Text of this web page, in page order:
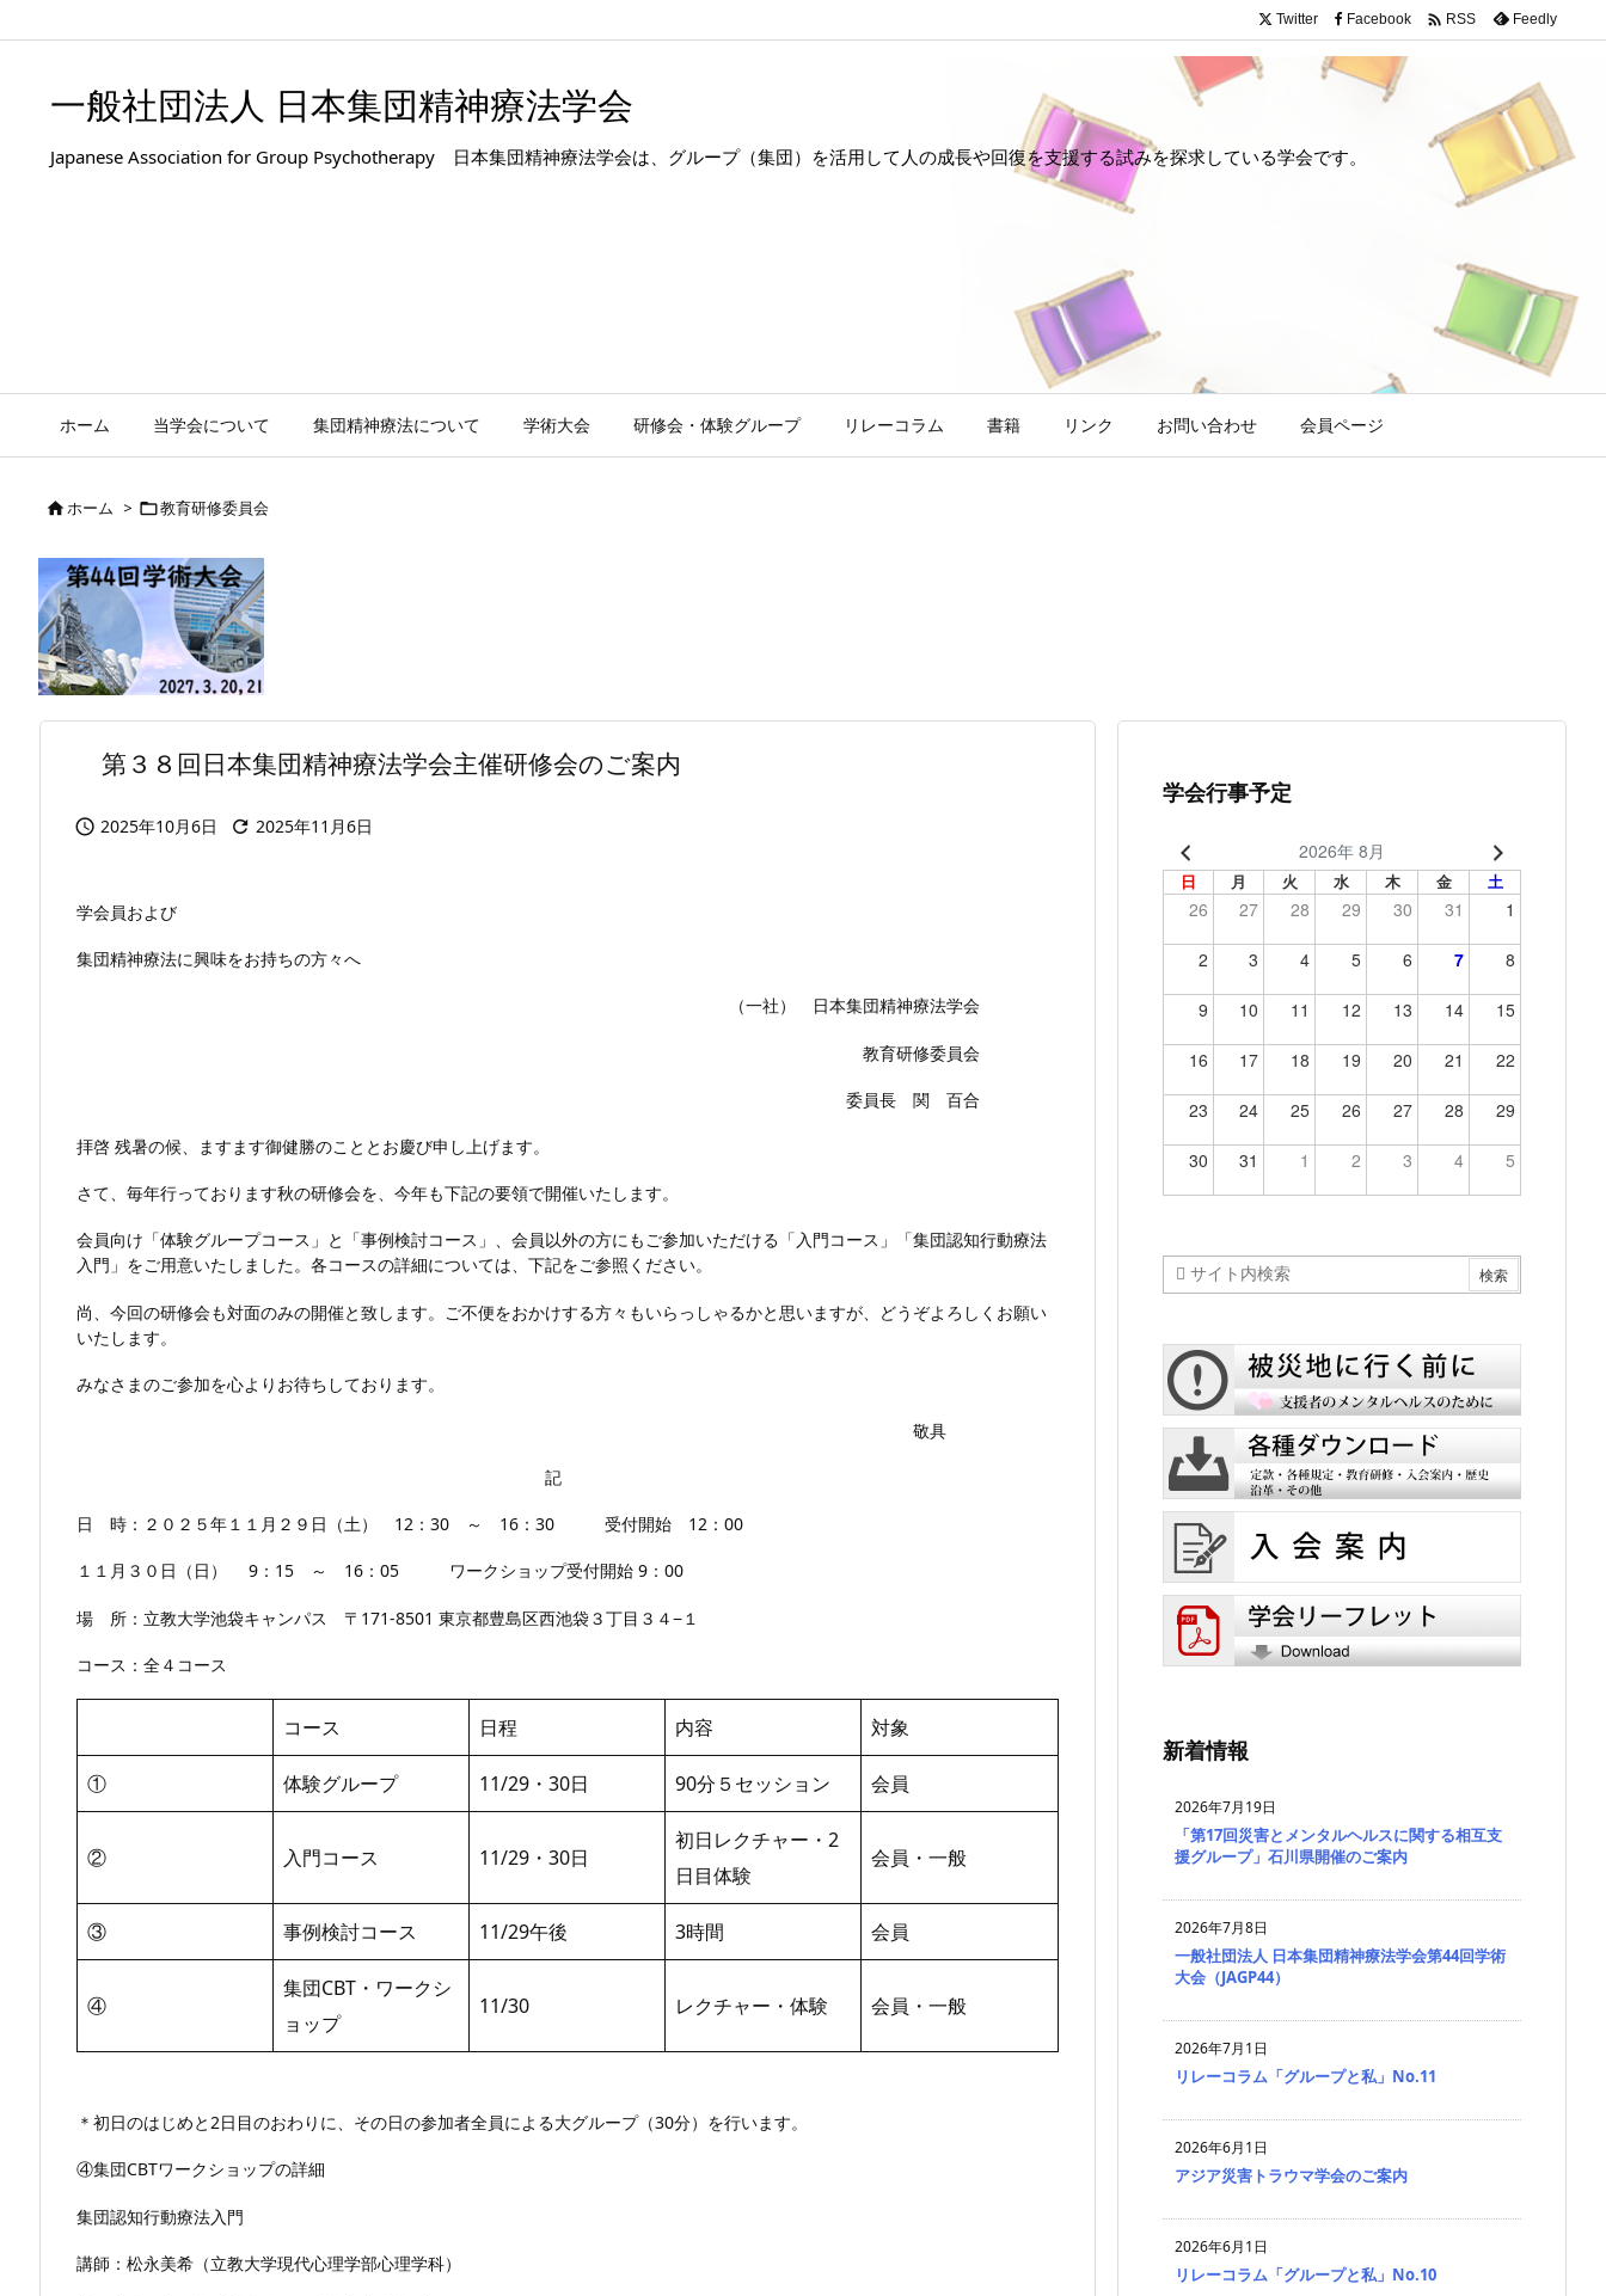
一般社団法人 日本集団精神療法学会
Japanese Association for Group Psychotherapy 日本集団精神療法学会は、グループ（集団）を活用して人の成長や回復を支援する試みを探求している学会です。
ホーム 当学会について 集団精神療法について 学術大会 研修会・体験グループ リレーコラム 書籍 リンク お問い合わせ 会員ページ
Twitter Facebook  RSS Feedly
ホーム > 教育研修委員会
第３８回日本集団精神療法学会主催研修会のご案内
 2025年10月6日  2025年11月6日
学会員および
集団精神療法に興味をお持ちの方々へ
（一社） 日本集団精神療法学会
教育研修委員会
委員長 関 百合
拝啓 残暑の候、ますます御健勝のこととお慶び申し上げます。
さて、毎年行っております秋の研修会を、今年も下記の要領で開催いたします。
会員向け「体験グループコース」と「事例検討コース」、会員以外の方にもご参加いただける「入門コース」「集団認知行動療法
入門」をご用意いたしました。各コースの詳細については、下記をご参照ください。
尚、今回の研修会も対面のみの開催と致します。ご不便をおかけする方々もいらっしゃるかと思いますが、どうぞよろしくお願い
いたします。
みなさまのご参加を心よりお待ちしております。
敬具
記
日 時：２０２５年１１月２９日（土） 12：30 ～ 16：30 受付開始 12：00
１１月３０日（日） 9：15 ～ 16：05 ワークショップ受付開始 9：00
場 所：立教大学池袋キャンパス 〒171-8501 東京都豊島区西池袋３丁目３４−１
コース：全４コース
コース 日程 内容 対象
① 体験グループ 11/29・30日 90分５セッション 会員
② 入門コース 11/29・30日
初日レクチャー・2
日目体験
会員・一般
③ 事例検討コース 11/29午後 3時間 会員
④
集団CBT・ワークシ
ョップ
11/30 レクチャー・体験 会員・一般
＊初日のはじめと2日目のおわりに、その日の参加者全員による大グループ（30分）を行います。
④集団CBTワークショップの詳細
集団認知行動療法入門
講師：松永美希（立教大学現代心理学部心理学科）
学会行事予定
2026年 8月
日 月 火 水 木 金 土
26 27 28 29 30 31 1
2 3 4 5 6 7 8
9 10 11 12 13 14 15
16 17 18 19 20 21 22
23 24 25 26 27 28 29
30 31 1 2 3 4 5
新着情報
2026年7月19日
「第17回災害とメンタルヘルスに関する相互支
援グループ」石川県開催のご案内
2026年7月8日
一般社団法人 日本集団精神療法学会第44回学術
大会（JAGP44）
2026年7月1日
リレーコラム「グループと私」No.11
2026年6月1日
アジア災害トラウマ学会のご案内
2026年6月1日
リレーコラム「グループと私」No.10